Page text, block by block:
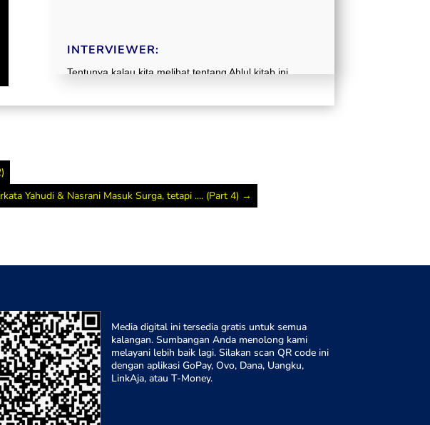
INTERVIEWER:
Tentunya kalau kita melihat tentang Ahlul kitab ini
dalam Al-Qur’an semua manusia itu akan mendapatkan
Lantas, bagaimana hukum menikah dengan Ahlul kitab,
bapak ceritakan pada episode sebelumnya yakni
tentang Maria yang masuk Islam, di mana dia itu
sebagai hadiah dari pemuka Koptik Mesir. Bagaimana,
Pak?
Yahudi & Nasrani Masuk Surga, tetapi .... (Part 4) →
Media digital ini tersedia gratis untuk semua
kalangan. Sumbangan Anda menolong kami
melayani lebih baik lagi. Silakan scan QR code ini
dengan aplikasi GoPay, Ovo, Dana, Uangku,
LinkAja, atau T-Money.